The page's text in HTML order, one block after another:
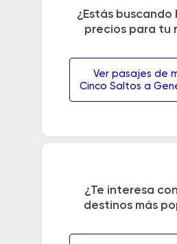
¿Estás buscando
precios para tu
Ver pasajes de
Cinco Saltos a
¿Te interesa
destinos más